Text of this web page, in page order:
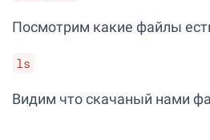
Посмотрим какие файлы
ls
Видим что скачаный нами